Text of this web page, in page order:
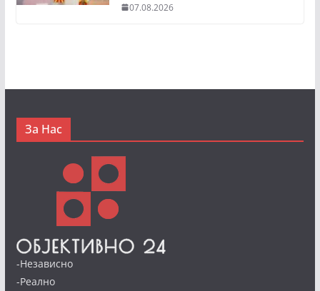
07.08.2026
За Нас
-Независно
-Реално